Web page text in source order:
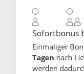
Sofortbonus
Einmaliger
Tagen nach
werden